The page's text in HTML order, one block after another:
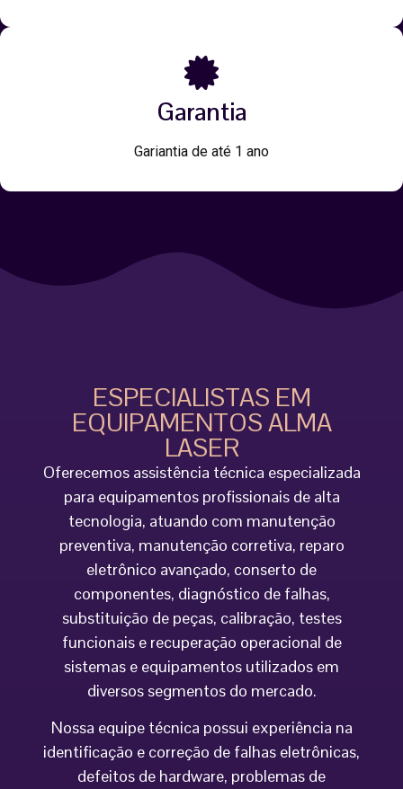
Garantia
Gariantia de até 1 ano
ESPECIALISTAS EM
EQUIPAMENTOS ALMA
LASER
Oferecemos assistência técnica especializada
para equipamentos profissionais de alta
tecnologia, atuando com manutenção
preventiva, manutenção corretiva, reparo
eletrônico avançado, conserto de
componentes, diagnóstico de falhas,
substituição de peças, calibração, testes
funcionais e recuperação operacional de
sistemas e equipamentos utilizados em
diversos segmentos do mercado.
Nossa equipe técnica possui experiência na
identificação e correção de falhas eletrônicas,
defeitos de hardware, problemas de